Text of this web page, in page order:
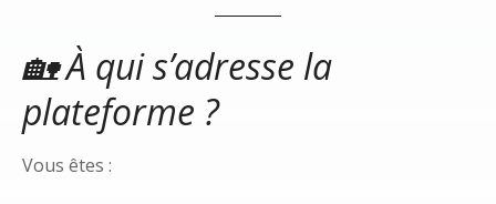
🏡 À qui s’adresse la
plateforme ?
Vous êtes :